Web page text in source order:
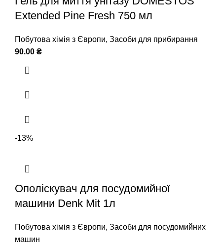
Extended Pine Fresh 750 мл
Побутова хімія з Європи, Засоби для прибирання
90.00 ₴
-13%
Ополіскувач для посудомийної
машини Denk Mit 1л
Побутова хімія з Європи, Засоби для посудомийних
машин